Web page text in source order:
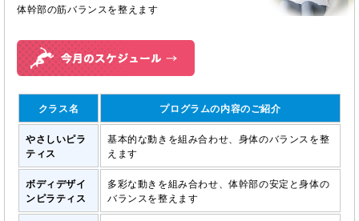
体幹部の筋バランスを整えます
クラス名 プログラムの内容のご紹介
やさしいピラ
ティス
基本的な動きを組み合わせ、身体のバランスを整
えます
ボディデザイ
ンピラティス
多彩な動きを組み合わせ、体幹部の安定と身体の
バランスを整えます